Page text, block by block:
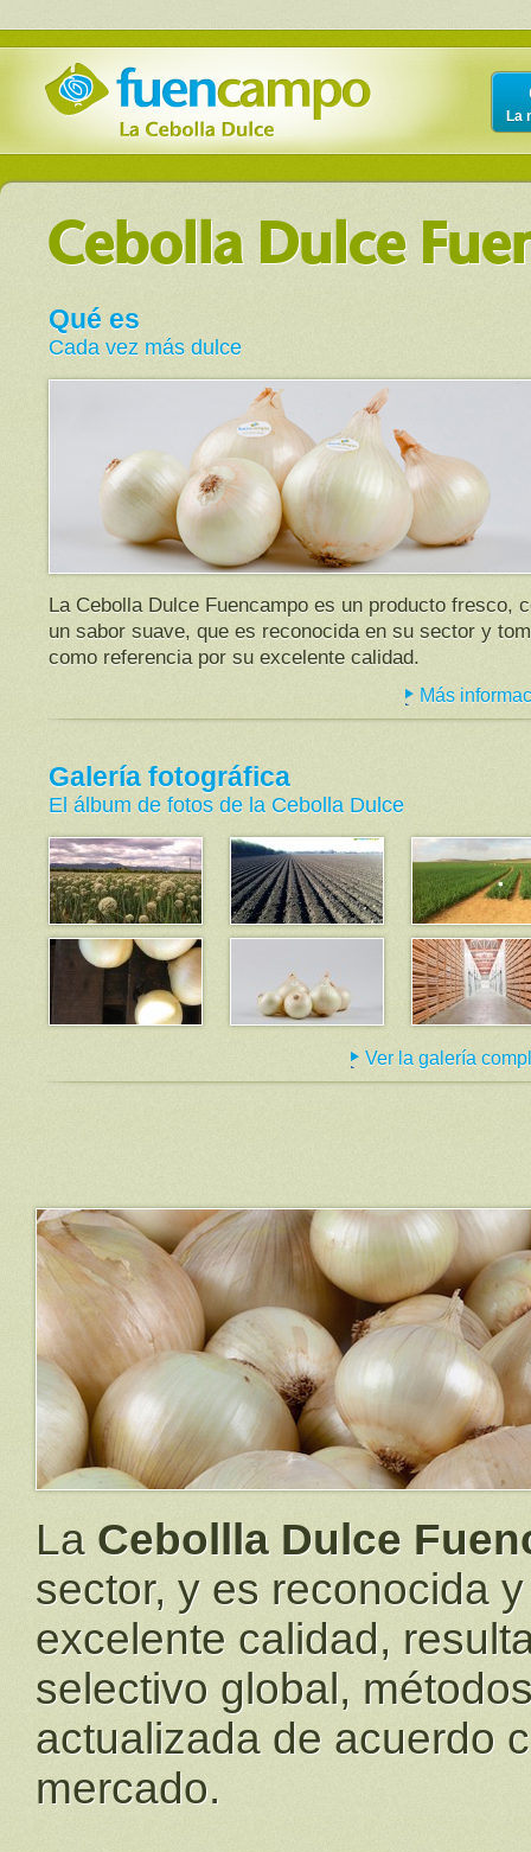
La
Cebolla Dulce
Qué es
Cada vez más dulce
La Cebolla Dulce Fuencampo es un producto fresco,
un sabor suave, que es reconocida en su sector y
como referencia por su excelente calidad.
Más
Galería fotográfica
El álbum de fotos de la Cebolla Dulce
Ver la galería
La Cebollla Dulce
sector, y es reconocida
excelente calidad,
selectivo global,
actualizada de acuerdo
mercado.